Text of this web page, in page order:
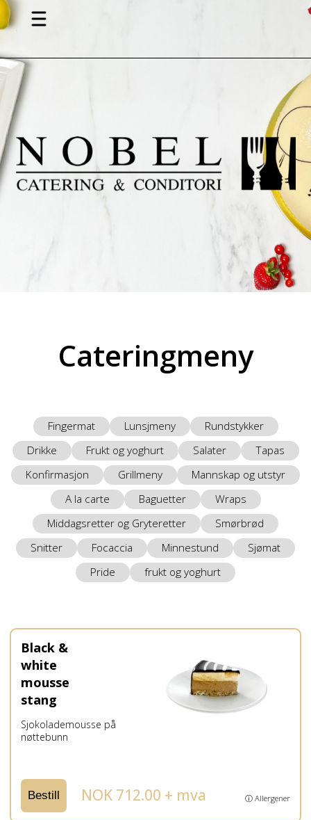
Cateringmeny
Fingermat Lunsjmeny
Rundstykker
Drikke
Frukt og yoghurt Salater
Tapas
Konfirmasjon
Grillmeny
Mannskap og utstyr
A la carte
Baguetter
Wraps
Middagsretter og Gryteretter
Smørbrød
Snitter
Focaccia Minnestund
Sjømat
Pride
frukt og yoghurt
Black &
white
mousse
stang
Sjokolademousse på
nøttebunn
Bestill NOK 712.00 + mva ⓘ Allergener